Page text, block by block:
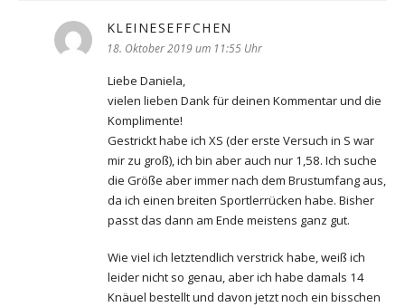
KLEINESEFFCHEN
18. Oktober 2019 um 11:55 Uhr
Liebe Daniela,
vielen lieben Dank für deinen Kommentar und die
Komplimente!
Gestrickt habe ich XS (der erste Versuch in S war
mir zu groß), ich bin aber auch nur 1,58. Ich suche
die Größe aber immer nach dem Brustumfang aus,
da ich einen breiten Sportlerrücken habe. Bisher
passt das dann am Ende meistens ganz gut.
Wie viel ich letztendlich verstrick habe, weiß ich
leider nicht so genau, aber ich habe damals 14
Knäuel bestellt und davon jetzt noch ein bisschen